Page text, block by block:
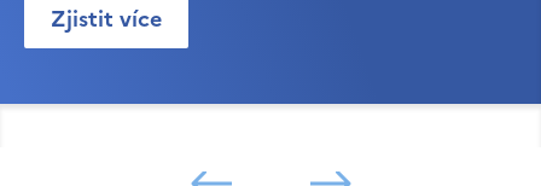
Zjistit více